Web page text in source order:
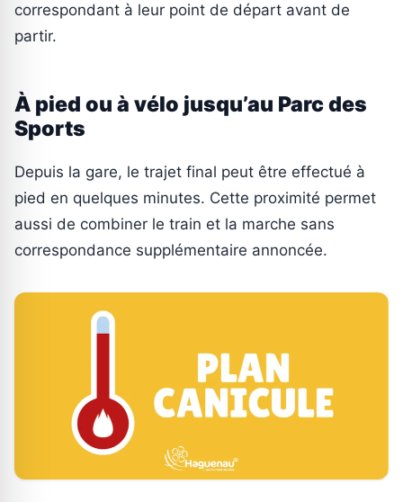
correspondant à leur point de départ avant de
partir.
À pied ou à vélo jusqu’au Parc des
Sports
Depuis la gare, le trajet final peut être effectué à
pied en quelques minutes. Cette proximité permet
aussi de combiner le train et la marche sans
correspondance supplémentaire annoncée.